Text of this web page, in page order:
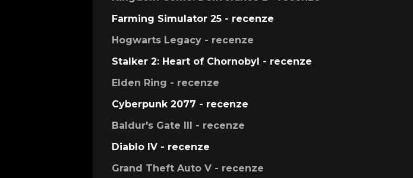
Farming Simulator 25 - recenze
Hogwarts Legacy - recenze
Stalker 2: Heart of Chornobyl - recenze
Elden Ring - recenze
Cyberpunk 2077 - recenze
Baldur's Gate III - recenze
Diablo IV - recenze
Grand Theft Auto V - recenze